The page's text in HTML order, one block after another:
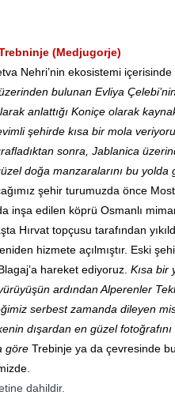
(Medjugorje)
Nehri’nin ekosistemi
bulunan Evliya
anlattığı Koniçe olarak
şehirde kısa bir mola
sonra, Jablanica
doğa manzaralarını bu yolda
şehir turumuzda önce
inşa edilen köprü Osmanlı
Hırvat topçusu tarafından
hizmete açılmıştır. Eski
hareket ediyoruz. Kısa bir
ardından Alperenler
serbest zamanda dileyen
dışardan en güzel fotoğrafını
göre Trebinje ya da çevresinde
dahildir.